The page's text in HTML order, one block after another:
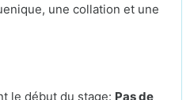
une collation et une
le début du stage: Pas de